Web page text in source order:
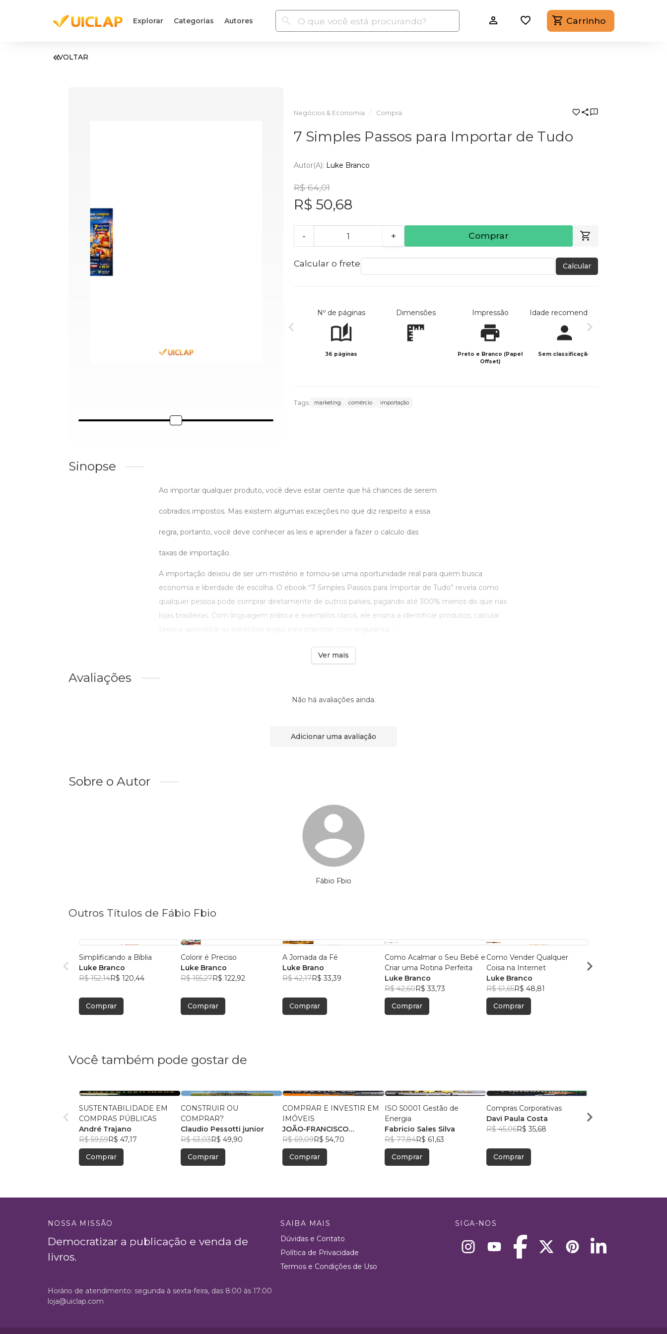
Explorar Categorias Autores Carrinho
VOLTAR
Negócios & Economia Compra
7 Simples Passos para Importar de Tudo
Autor(a): Luke Branco
R$ 64,01
R$ 50,68
- + Comprar
Calcular o frete Calcular
Nº de páginas
36 páginas
Dimensões Impressão
Preto e Branco (Papel
Offset)
Idade recomendada
Sem classificação
Tags: marketing comércio importação
Sinopse
Ao importar qualquer produto, você deve estar ciente que há chances de serem
cobrados impostos. Mas existem algumas exceções no que diz respeito a essa
regra, portanto, você deve conhecer as leis e aprender a fazer o calculo das
taxas de importação.
A importação deixou de ser um mistério e tornou-se uma oportunidade real para quem busca
economia e liberdade de escolha. O ebook “7 Simples Passos para Importar de Tudo” revela como
qualquer pessoa pode comprar diretamente de outros países, pagando até 300% menos do que nas
lojas brasileiras. Com linguagem prática e exemplos claros, ele ensina a identificar produtos, calcular
Ver mais
Avaliações
Não há avaliações ainda.
Adicionar uma avaliação
Sobre o Autor
Fábio Fbio
Outros Títulos de Fábio Fbio
Simplificando a Bíblia
Luke Branco
R$ 152,14R$ 120,44
Comprar
Colorir é Preciso
Luke Branco
R$ 155,27R$ 122,92
Comprar
A Jornada da Fé
Luke Brano
R$ 42,17R$ 33,39
Comprar
Como Acalmar o Seu Bebê e
Criar uma Rotina Perfeita
Luke Branco
R$ 42,60R$ 33,73
Comprar
Como Vender Qualquer
Coisa na Internet
Luke Branco
R$ 61,65R$ 48,81
Comprar
Sua Vida
Você também pode gostar de
SUSTENTABILIDADE EM
COMPRAS PÚBLICAS
André Trajano
R$ 59,59R$ 47,17
Comprar
CONSTRUIR OU
COMPRAR?
Claudio Pessotti junior
R$ 63,03R$ 49,90
Comprar
COMPRAR E INVESTIR EM
IMÓVEIS
JOÃO-FRANCISCO
ROGOWSKI
R$ 69,09R$ 54,70
Comprar
ISO 50001 Gestão de
Energia
Fabricio Sales Silva
R$ 77,84R$ 61,63
Comprar
Compras Corporativas
Davi Paula Costa
R$ 45,06R$ 35,68
Comprar
CONSÓRCIO?
NOSSA MISSÃO
Democratizar a publicação e venda de
livros.
SAIBA MAIS
Dúvidas e Contato
Política de Privacidade
Termos e Condições de Uso
SIGA-NOS
Horário de atendimento: segunda à sexta-feira, das 8:00 às 17:00
loja@uiclap.com